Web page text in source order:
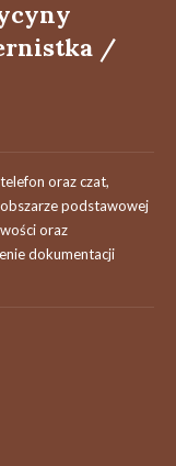
/
oraz czat,
podstawowej
oraz
dokumentacji